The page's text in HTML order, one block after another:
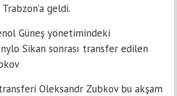
geldi.
Güneş yönetimindeki
Sikan sonrası transfer edilen
Oleksandr Zubkov bu akşam